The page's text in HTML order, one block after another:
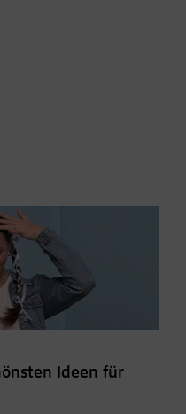
Ideen für